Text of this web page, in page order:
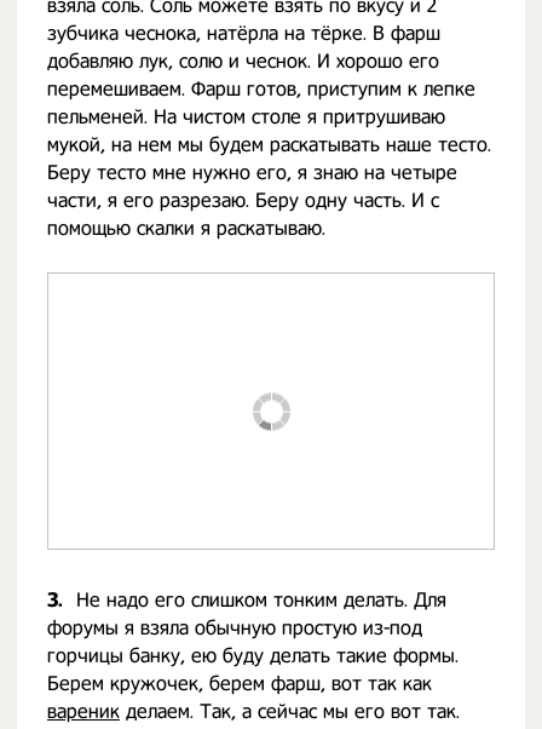
взяла соль. Соль можете взять по вкусу и 2
зубчика чеснока, натёрла на тёрке. В фарш
добавляю лук, солю и чеснок. И хорошо его
перемешиваем. Фарш готов, приступим к лепке
пельменей. На чистом столе я притрушиваю
мукой, на нем мы будем раскатывать наше тесто.
Беру тесто мне нужно его, я знаю на четыре
части, я его разрезаю. Беру одну часть. И с
помощью скалки я раскатываю.
3.
Не надо его слишком тонким делать. Для
форумы я взяла обычную простую из-под
горчицы банку, ею буду делать такие формы.
Берем кружочек, берем фарш, вот так как
вареник делаем. Так, а сейчас мы его вот так.